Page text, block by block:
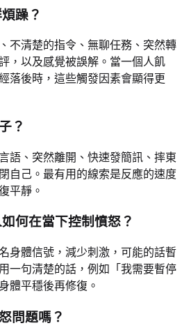
躁？
不清楚的指令、無聊任務、突然轉
，以及感覺被誤解。當一個人飢
落後時，這些觸發因素會顯得更
？
語、突然離開、快速發簡訊、摔東
自己。最有用的線索是反應的速度
平靜。
何在當下控制憤怒？
身體信號，減少刺激，可能的話暫
一句清楚的話，例如「我需要暫停
體平穩後再修復。
問題嗎？